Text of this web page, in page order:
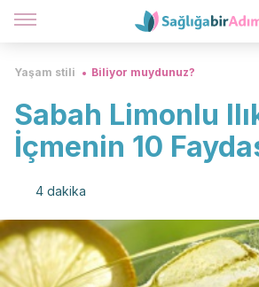
Yaşam stili Biliyor muydunuz?
Sabah Limonlu
İçmenin 10
4 dakika